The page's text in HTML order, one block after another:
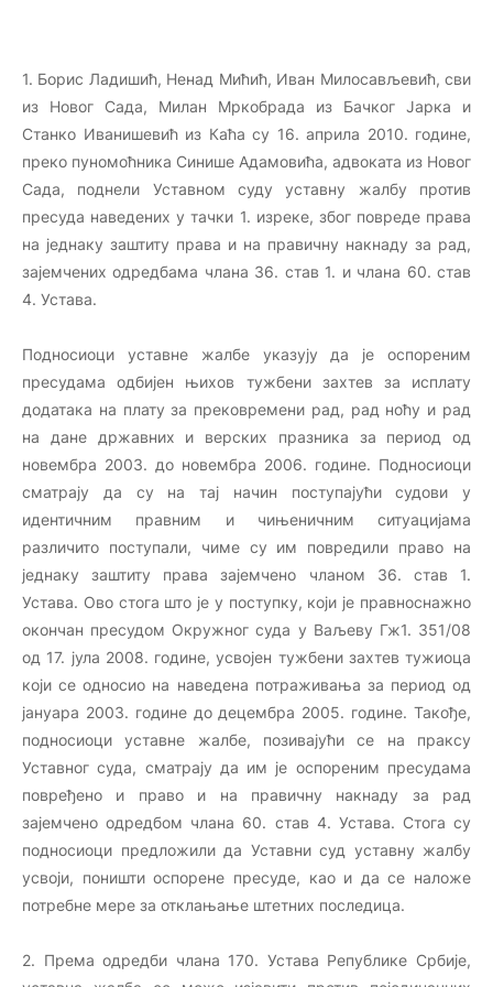
1. Борис Ладишић, Ненад Мићић, Иван Милосављевић, сви
из Новог Сада, Милан Мркобрада из Бачког Јарка и
Станко Иванишевић из Каћа су 16. априла 2010. године,
преко пуномоћника Синише Адамовића, адвоката из Новог
Сада, поднели Уставном суду уставну жалбу против
пресуда наведених у тачки 1. изреке, због повреде права
на једнаку заштиту права и на правичну накнаду за рад,
зајемчених одредбама члана 36. став 1. и члана 60. став
4. Устава.
Подносиоци уставне жалбе указују да је оспореним
пресудама одбијен њихов тужбени захтев за исплату
додатака на плату за прековремени рад, рад ноћу и рад
на дане државних и верских празника за период од
новембра 2003. до новембра 2006. године. Подносиоци
сматрају да су на тај начин поступајући судови у
идентичним правним и чињеничним ситуацијама
различито поступали, чиме су им повредили право на
једнаку заштиту права зајемчено чланом 36. став 1.
Устава. Ово стога што је у поступку, који је правноснажно
окончан пресудом Окружног суда у Ваљеву Гж1. 351/08
од 17. јула 2008. године, усвојен тужбени захтев тужиоца
који се односио на наведена потраживања за период од
јануара 2003. године до децембра 2005. године. Такође,
подносиоци уставне жалбе, позивајући се на праксу
Уставног суда, сматрају да им је оспореним пресудама
повређено и право и на правичну накнаду за рад
зајемчено одредбом члана 60. став 4. Устава. Стога су
подносиоци предложили да Уставни суд уставну жалбу
усвоји, поништи оспорене пресуде, као и да се наложе
потребне мере за отклањање штетних последица.
2. Према одредби члана 170. Устава Републике Србије,